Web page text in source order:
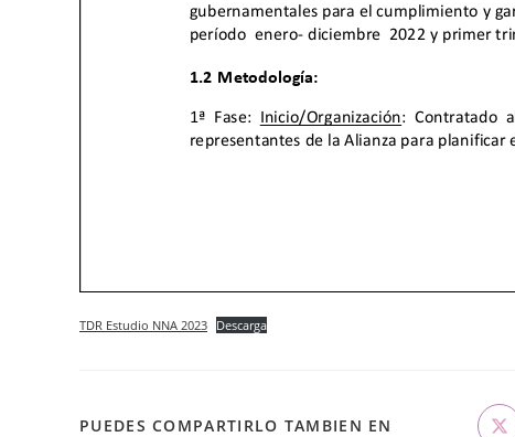
TDR Estudio NNA 2023 Descarga
PUEDES COMPARTIRLO TAMBIEN EN